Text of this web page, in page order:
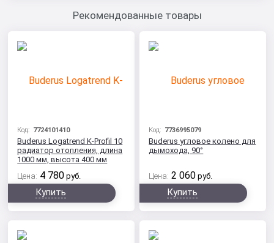
Рекомендованные товары
Код: 7724101410
Buderus Logatrend K-Profil 10
радиатор отопления, длина
1000 мм, высота 400 мм
Цена: 4 780 руб.
Купить
Код: 7736995079
Buderus угловое колено для
дымохода, 90°
Цена: 2 060 руб.
Купить